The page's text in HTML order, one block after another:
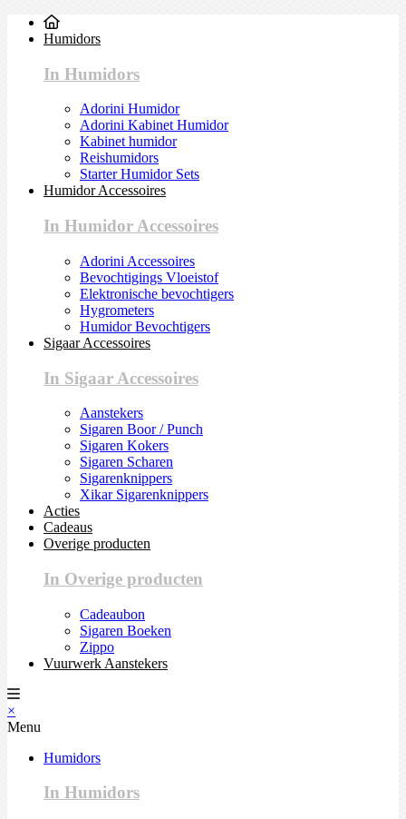
Humidors
In Humidors
Adorini Humidor
Adorini Kabinet Humidor
Kabinet humidor
Reishumidors
Starter Humidor Sets
Humidor Accessoires
In Humidor Accessoires
Adorini Accessoires
Bevochtigings Vloeistof
Elektronische bevochtigers
Hygrometers
Humidor Bevochtigers
Sigaar Accessoires
In Sigaar Accessoires
Aanstekers
Sigaren Boor / Punch
Sigaren Kokers
Sigaren Scharen
Sigarenknippers
Xikar Sigarenknippers
Acties
Cadeaus
Overige producten
In Overige producten
Cadeaubon
Sigaren Boeken
Zippo
Vuurwerk Aanstekers
×
Menu
Humidors
In Humidors